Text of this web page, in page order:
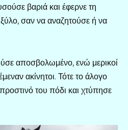
βαριά και έφερνε τη
σαν να αναζητούσε ή να
αποσβολωμένο, ενώ μερικοί
ακίνητοι. Τότε το άλογο
του πόδι και χτύπησε